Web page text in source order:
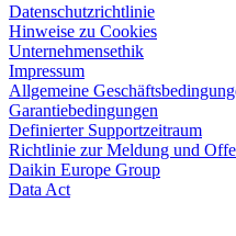
Datenschutzrichtlinie
Hinweise zu Cookies
Unternehmensethik
Impressum
Allgemeine
Garantiebedingungen
Definierter Supportzeitraum
Richtlinie zur Meldung und
Daikin Europe Group
Data Act